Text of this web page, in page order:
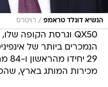
הנשיא דונלד טראמפ / רויטרס
29
מכירות המותג בארץ, שהסתכמו